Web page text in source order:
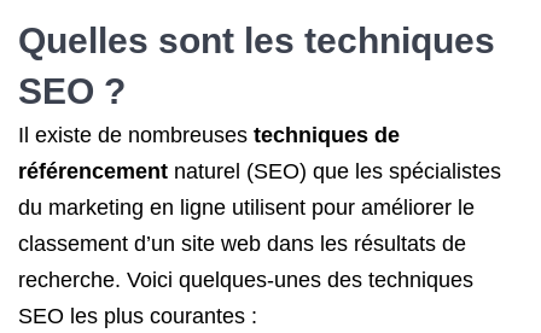
Quelles sont les techniques
SEO ?
Il existe de nombreuses techniques de
référencement naturel (SEO) que les spécialistes
du marketing en ligne utilisent pour améliorer le
classement d’un site web dans les résultats de
recherche. Voici quelques-unes des techniques
SEO les plus courantes :